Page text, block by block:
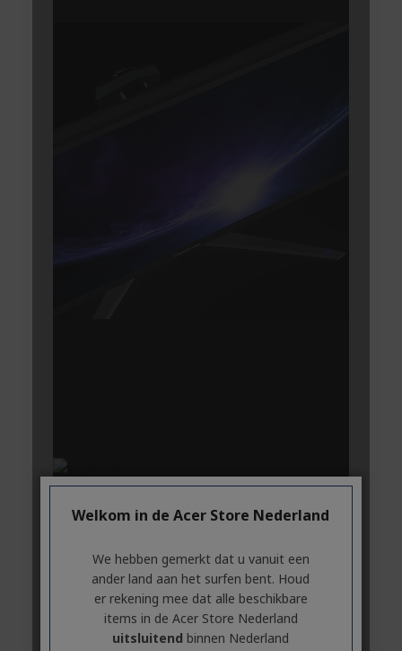
Welkom in de Acer Store Nederland
We hebben gemerkt dat u vanuit een
ander land aan het surfen bent. Houd
er rekening mee dat alle beschikbare
items in de Acer Store Nederland
uitsluitend binnen Nederland